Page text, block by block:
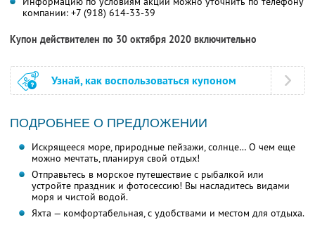
компании: +7 (918) 614-33-39
Купон действителен по 30 октября 2020 включительно
Узнай, как воспользоваться купоном
ПОДРОБНЕЕ О ПРЕДЛОЖЕНИИ
Искрящееся море, природные пейзажи, солнце… О чем еще
можно мечтать, планируя свой отдых!
Отправьтесь в морское путешествие с рыбалкой или
устройте праздник и фотосессию! Вы насладитесь видами
моря и чистой водой.
Яхта — комфортабельная, с удобствами и местом для отдыха.